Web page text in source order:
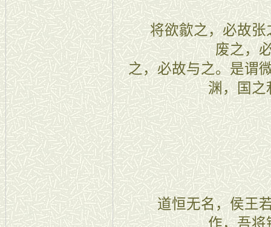
将欲歙之，必故张之
废之，
之，必故与之。是谓
渊，国之
三十七
道恒无名，侯王若
作，吾将